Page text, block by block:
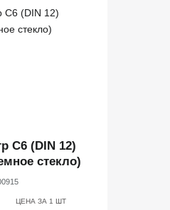
С6 (DIN 12)
стекло)
ЦЕНА ЗА 1 ШТ